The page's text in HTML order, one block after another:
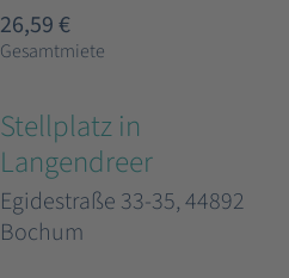
26,59 €
Gesamtmiete
Stellplatz in
Langendreer
Egidestraße 33-35, 44892
Bochum